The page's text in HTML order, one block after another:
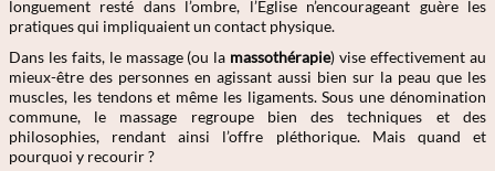
longuement resté dans l’ombre, l’Église n’encourageant guère les
pratiques qui impliquaient un contact physique.
Dans les faits, le massage (ou la massothérapie) vise effectivement au
mieux-être des personnes en agissant aussi bien sur la peau que les
muscles, les tendons et même les ligaments. Sous une dénomination
commune, le massage regroupe bien des techniques et des
philosophies, rendant ainsi l’offre pléthorique. Mais quand et
pourquoi y recourir ?